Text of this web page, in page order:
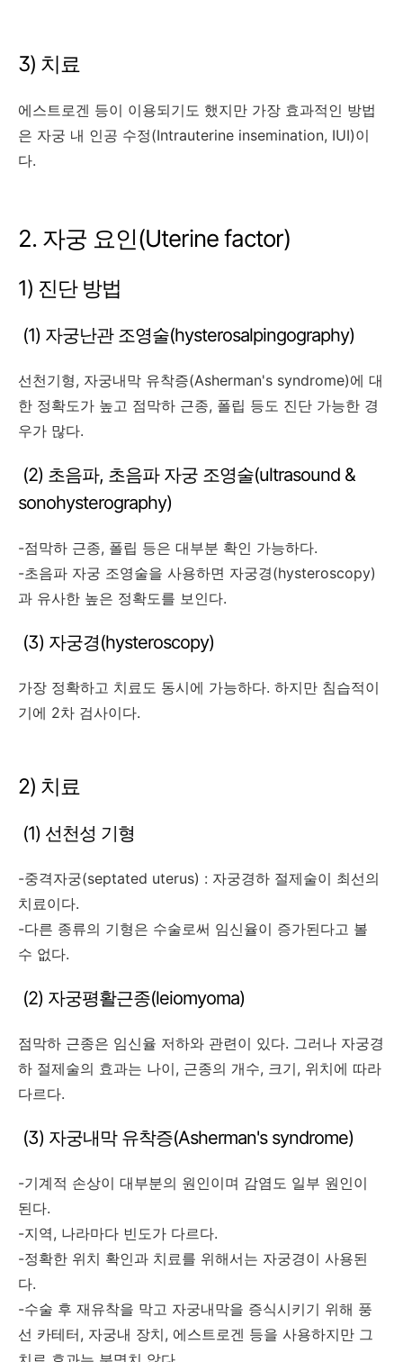
3) 치료
에스트로겐 등이 이용되기도 했지만 가장 효과적인 방법
은 자궁 내 인공 수정(Intrauterine insemination, IUI)이
다.
2. 자궁 요인(Uterine factor)
1) 진단 방법
(1) 자궁난관 조영술(hysterosalpingography)
선천기형, 자궁내막 유착증(Asherman's syndrome)에 대
한 정확도가 높고 점막하 근종, 폴립 등도 진단 가능한 경
우가 많다.
(2) 초음파, 초음파 자궁 조영술(ultrasound &
sonohysterography)
-점막하 근종, 폴립 등은 대부분 확인 가능하다.
-초음파 자궁 조영술을 사용하면 자궁경(hysteroscopy)
과 유사한 높은 정확도를 보인다.
(3) 자궁경(hysteroscopy)
가장 정확하고 치료도 동시에 가능하다. 하지만 침습적이
기에 2차 검사이다.
2) 치료
(1) 선천성 기형
-중격자궁(septated uterus) : 자궁경하 절제술이 최선의
치료이다.
-다른 종류의 기형은 수술로써 임신율이 증가된다고 볼
수 없다.
(2) 자궁평활근종(leiomyoma)
점막하 근종은 임신율 저하와 관련이 있다. 그러나 자궁경
하 절제술의 효과는 나이, 근종의 개수, 크기, 위치에 따라
다르다.
(3) 자궁내막 유착증(Asherman's syndrome)
-기계적 손상이 대부분의 원인이며 감염도 일부 원인이
된다.
-지역, 나라마다 빈도가 다르다.
-정확한 위치 확인과 치료를 위해서는 자궁경이 사용된
다.
-수술 후 재유착을 막고 자궁내막을 증식시키기 위해 풍
선 카테터, 자궁내 장치, 에스트로겐 등을 사용하지만 그